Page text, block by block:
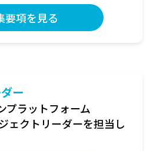
要項を見る
ー
プラットフォーム
ェクトリーダーを担当し